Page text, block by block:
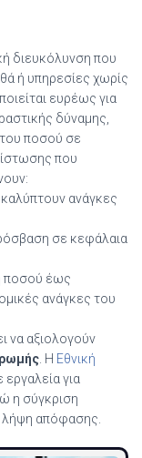
διευκόλυνση που
ή υπηρεσίες χωρίς
ευρέως για
δύναμης,
ποσού σε
που
ανάγκες
σε κεφάλαια
ποσού έως
ανάγκες του
να αξιολογούν
. Η Εθνική
για
η σύγκριση
λήψη απόφασης.